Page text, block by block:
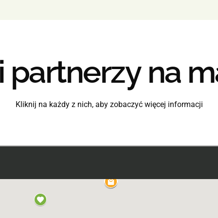
partnerzy na
Kliknij na każdy z nich, aby zobaczyć więcej informacji